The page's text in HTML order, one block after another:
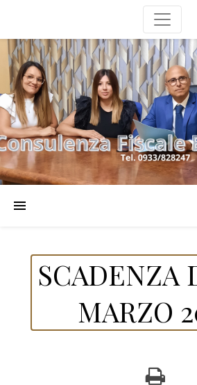
SCADENZA
MARZO